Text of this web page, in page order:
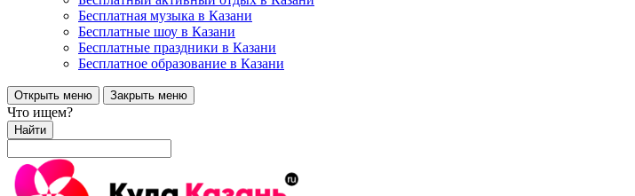
Бесплатная музыка в Казани
Бесплатные шоу в Казани
Бесплатные праздники в Казани
Бесплатное образование в Казани
Открыть меню Закрыть меню
Что ищем?
Найти